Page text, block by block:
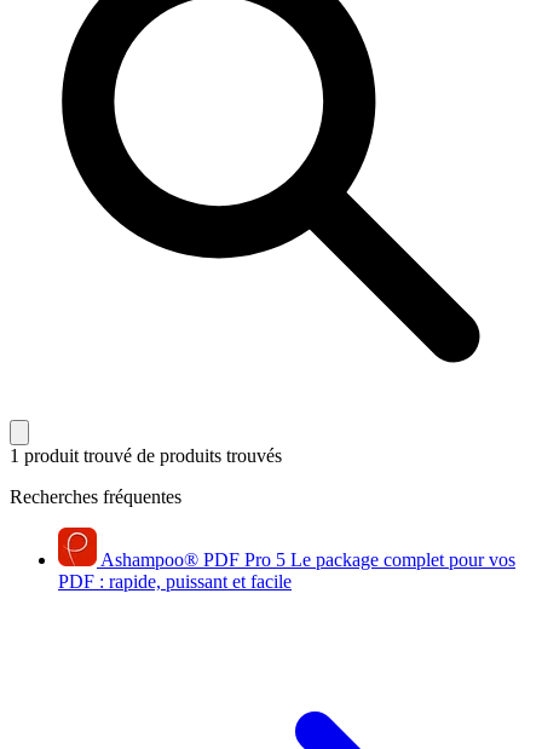
1 produit trouvé de produits trouvés
Recherches fréquentes
Ashampoo® PDF Pro 5 Le package complet pour vos
PDF : rapide, puissant et facile